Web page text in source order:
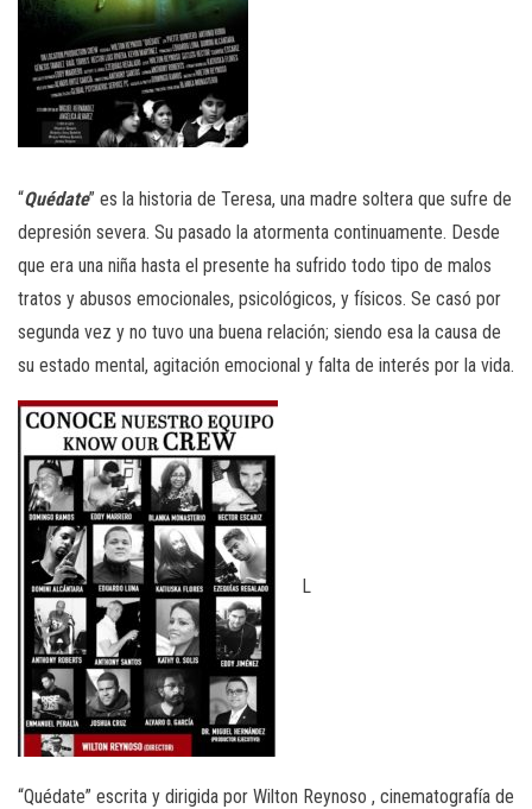
“Quédate” es la historia de Teresa, una madre soltera que sufre de
depresión severa. Su pasado la atormenta continuamente. Desde
que era una niña hasta el presente ha sufrido todo tipo de malos
tratos y abusos emocionales, psicológicos, y físicos. Se casó por
segunda vez y no tuvo una buena relación; siendo esa la causa de
su estado mental, agitación emocional y falta de interés por la vida.
L
“Quédate” escrita y dirigida por Wilton Reynoso , cinematografía de